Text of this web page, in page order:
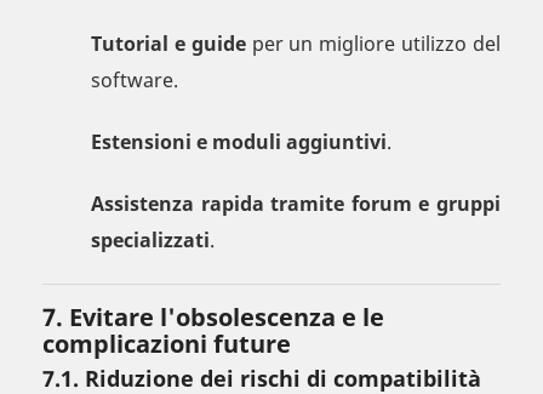
Tutorial e guideper un migliore utilizzo del
software.
Estensioni e moduli aggiuntivi.
Assistenza rapida tramite forum e gruppi
specializzati.
7. Evitare l'obsolescenza e le
complicazioni future
7.1. Riduzione dei rischi di compatibilità